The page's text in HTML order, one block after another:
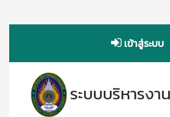
เข้าสู่ระบบ
ระบบบริหารงา